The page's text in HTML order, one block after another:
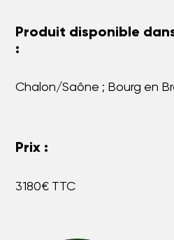
Produit disponible
:
Chalon/Saône ; Bourg en
Prix :
3180€ TTC